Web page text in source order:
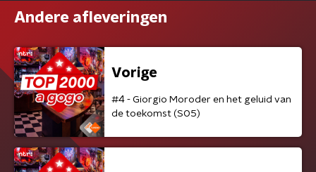
Andere afleveringen
Vorige
#4 - Giorgio Moroder en het geluid van
de toekomst (S05)